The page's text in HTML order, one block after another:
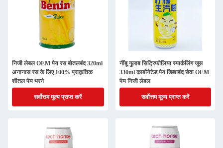
निजी लेबल OEM पेय रस बोतलबंद 320ml
अनानास रस के लिए 100% प्राकृतिक
शीतल पेय भरने
सर्वोत्तम मूल्य प्राप्त करें
नींबू गुलाब सिट्रिफोलिया स्पार्कलिंग जूस
330ml कार्बोनेटेड पेय डिब्बाबंद सेवा OEM
पेय निजी लेबल
सर्वोत्तम मूल्य प्राप्त करें